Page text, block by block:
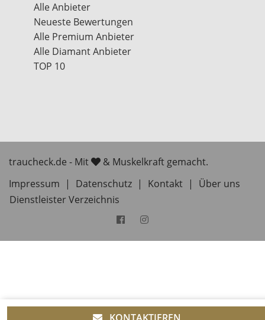
Diese Website verwendet Cookies um Dir ein besseres
Alle Anbieter
Neueste Bewertungen
Alle Premium Anbieter
Alle Diamant Anbieter
TOP 10
traucheck.de - Mit
& Muskelkraft gemacht.
Impressum
| Datenschutz | Kontakt |
Über uns
Dienstleister Verzeichnis